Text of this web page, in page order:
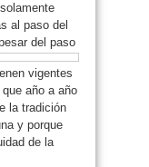
al paso del
del paso
vigentes
año a año
la tradición
y porque
de la